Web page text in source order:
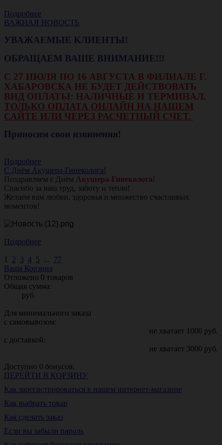
Подробнее
ВАЖНАЯ НОВОСТЬ
УВАЖАЕМЫЕ КЛИЕНТЫ!
ОБРАЩАЕМ ВАШЕ ВНИМАНИЕ!!!
С 27 ИЮЛЯ ПО 16 АВГУСТА В ФИЛИАЛЕ Г.
ХАБАРОВСКА НЕ БУДЕТ ДЕЙСТВОВАТЬ
ВИД ОПЛАТЫ: НАЛИЧНЫЕ И ТЕРМИНАЛ.
ТОЛЬКО ОПЛАТА ОНЛАЙН НА НАШЕМ
САЙТЕ ИЛИ ЧЕРЕЗ РАСЧЕТНЫЙ СЧЕТ.
Приносим свои извинения!
Подробнее
С Днём Акушера-Гинеколога!
Поздравляем с Днём Акушера-Гинеколога!
Спасибо за ваш труд, заботу и тепло!
Желаем вам любви, здоровья и множество счастливых
моментов!
Подробнее
1 2 3 4 5 ... 77
Ваша Корзина
Отложено 0 товаров
Общая сумма:
руб.
Для минимального заказа
с самовывозом:
не хватает 1000 руб.
с доставкой:
не хватает 3000 руб.
Доступно 0 бонусов.
ПЕРЕЙТИ В КОРЗИНУ
Как зарегистрироваться в нашем интернет-магазине
Как выбрать товар
Как сделать заказ
Если вы забыли пароль